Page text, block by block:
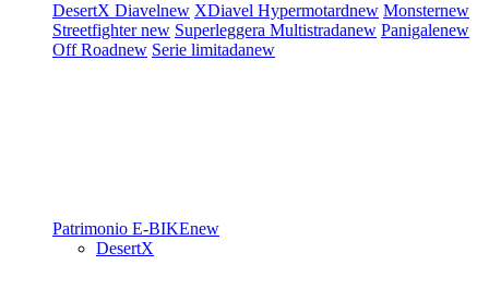
DesertX Diavelnew XDiavel Hypermotardnew Monsternew
Streetfighternew Superleggera Multistradanew Panigalenew
Off Roadnew Serie limitadanew
Patrimonio E-BIKEnew
DesertX